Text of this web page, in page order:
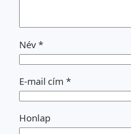
Név*
E-mail cím *
Honlap